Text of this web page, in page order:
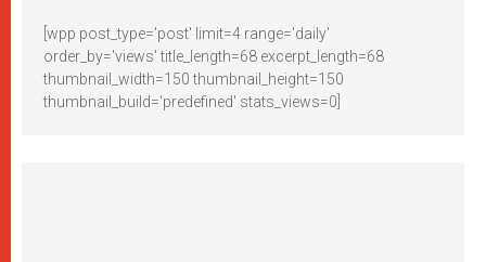
[wpp post_type='post' limit=4 range='daily'
order_by='views' title_length=68 excerpt_length=68
thumbnail_width=150 thumbnail_height=150
thumbnail_build='predefined' stats_views=0]